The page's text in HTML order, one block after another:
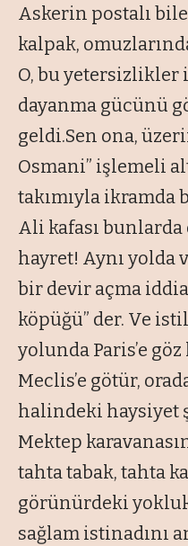
Askerin postalı
kalpak,
O, bu
dayanma gücünü
geldi.Sen ona,
Osmani” işlemeli
takımıyla ikramda
Ali kafası bunlarda
hayret! Aynı yolda
bir devir açma
köpüğü” der. Ve
yolunda Paris’e göz
Meclis’e götür,
halindeki haysiyet
Mektep
tahta tabak, tahta
görünürdeki
sağlam istinadını